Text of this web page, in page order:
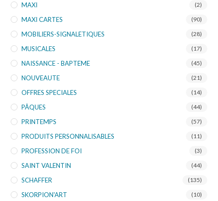
MAXI (2)
MAXI CARTES (90)
MOBILIERS-SIGNALETIQUES (28)
MUSICALES (17)
NAISSANCE - BAPTEME (45)
NOUVEAUTE (21)
OFFRES SPECIALES (14)
PÂQUES (44)
PRINTEMPS (57)
PRODUITS PERSONNALISABLES (11)
PROFESSION DE FOI (3)
SAINT VALENTIN (44)
SCHAFFER (135)
SKORPION'ART (10)